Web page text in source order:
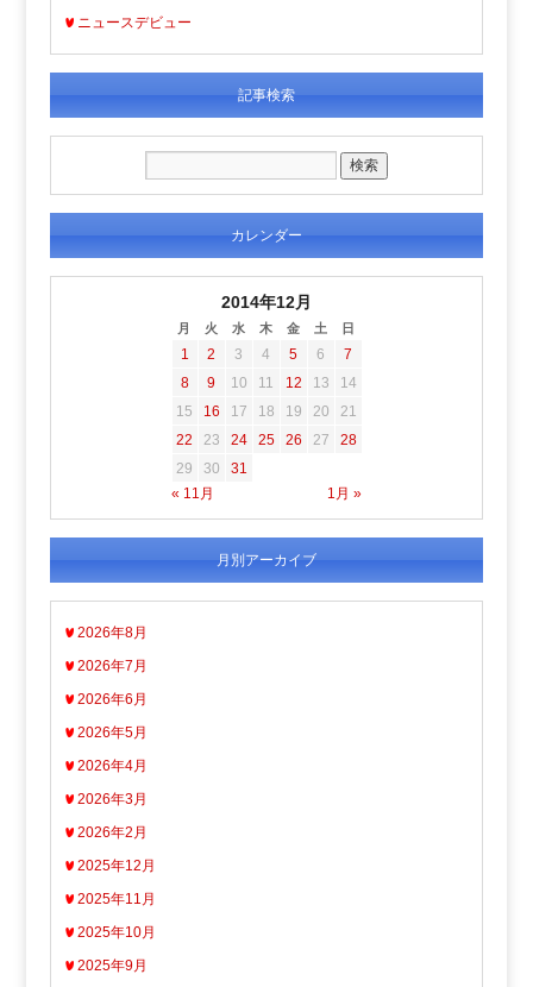
ニュースデビュー
記事検索
カレンダー
2014年12月
月 火 水 木 金 土 日
« 11月 1月 »
1 2 3 4 5 6
7
8
9 10 11 12 13
14
15
16 17 18 19 20
21
22
23 24 25 26 27
28
29
30 31
月別アーカイブ
2026年8月
2026年7月
2026年6月
2026年5月
2026年4月
2026年3月
2026年2月
2025年12月
2025年11月
2025年10月
2025年9月